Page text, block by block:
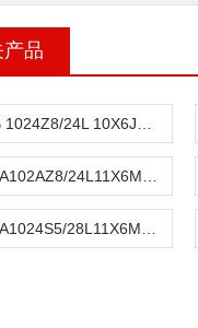
品